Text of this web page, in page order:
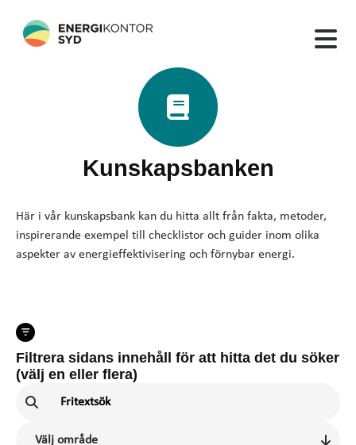
Kunskapsbanken
Här i vår kunskapsbank kan du hitta allt från fakta, metoder,
inspirerande exempel till checklistor och guider inom olika
aspekter av energieffektivisering och förnybar energi.
Filtrera sidans innehåll för att hitta det du söker
(välj en eller flera)